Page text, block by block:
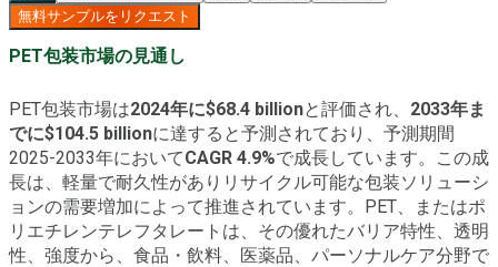
無料サンプルをリクエスト
PET包装市場の見通し
PET包装市場は2024年に$68.4 billionと評価され、 2033年ま
でに$104.5 billionに達すると予測されており、予測期間
2025-2033年においてCAGR 4.9%で成長しています。この成
長は、軽量で耐久性がありリサイクル可能な包装ソリューシ
ョンの需要増加によって推進されています。PET、またはポ
リエチレンテレフタレートは、その優れたバリア特性、透明
性、強度から、食品・飲料、医薬品、パーソナルケア分野で